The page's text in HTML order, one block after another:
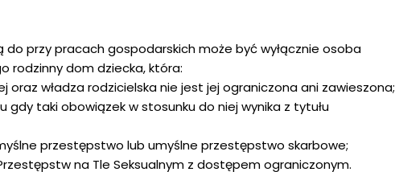
przy pracach gospodarskich może być wyłącznie osoba
rodzinny dom dziecka, która:
oraz władza rodzicielska nie jest jej ograniczona ani zawieszona;
taki obowiązek w stosunku do niej wynika z tytułu
przestępstwo lub umyślne przestępstwo skarbowe;
na Tle Seksualnym z dostępem ograniczonym.